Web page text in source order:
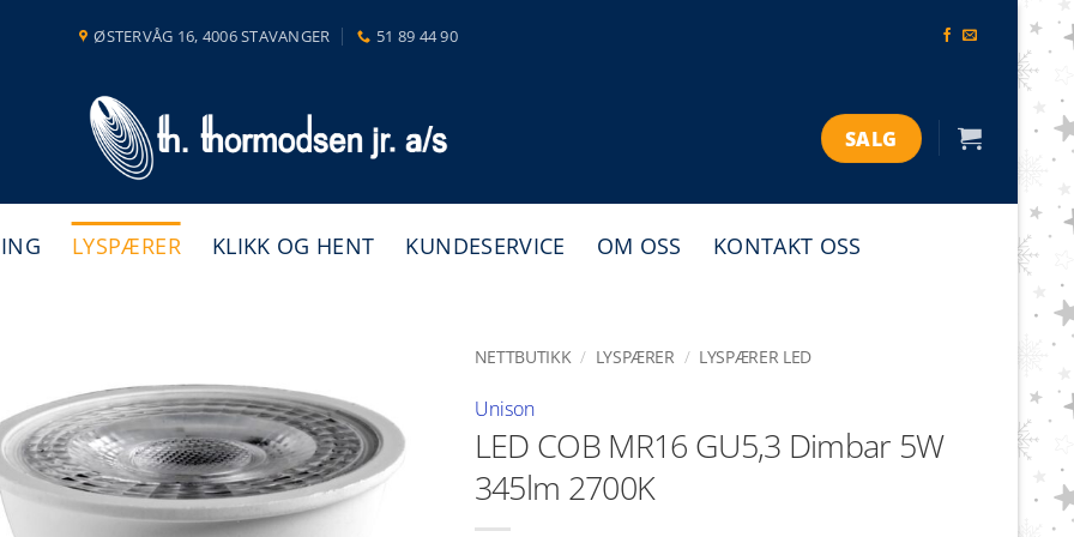
ØSTERVÅG 16, 4006 STAVANGER 51 89 44 90
SALG
LYSPÆRER KLIKK OG HENT KUNDESERVICE OM OSS KONTAKT OSS
NETTBUTIKK / LYSPÆRER / LYSPÆRER LED
Unison
LED COB MR16 GU5,3 Dimbar 5W
345lm 2700K